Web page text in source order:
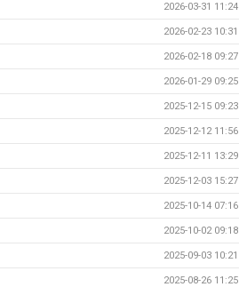
2026-03-31 11:24
2026-02-23 10:31
2026-02-18 09:27
2026-01-29 09:25
2025-12-15 09:23
2025-12-12 11:56
2025-12-11 13:29
2025-12-03 15:27
2025-10-14 07:16
2025-10-02 09:18
2025-09-03 10:21
2025-08-26 11:25